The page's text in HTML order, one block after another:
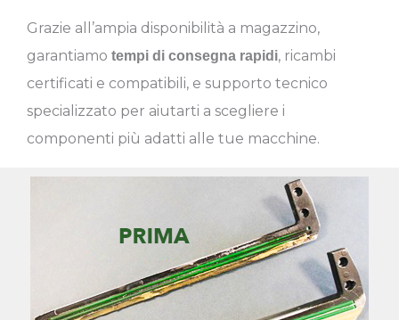
Grazie all’ampia disponibilità a magazzino,
garantiamo tempi di consegna rapidi, ricambi
certificati e compatibili, e supporto tecnico
specializzato per aiutarti a scegliere i
componenti più adatti alle tue macchine.